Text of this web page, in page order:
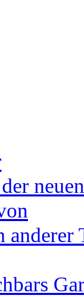
anderer